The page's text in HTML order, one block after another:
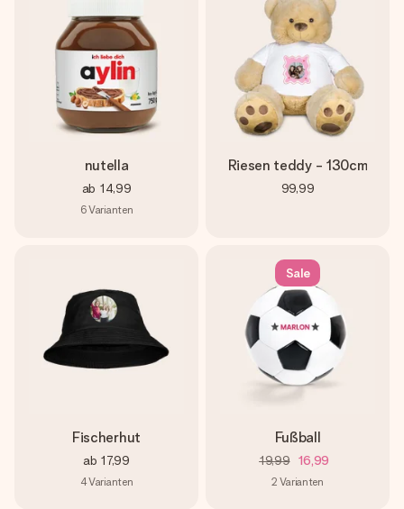
nutella
ab 14,99
6Varianten
Riesen teddy - 130cm
99,99
Fischerhut
ab 17,99
4Varianten
Sale
Fußball
19,99 16,99
2 Varianten